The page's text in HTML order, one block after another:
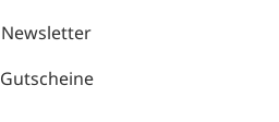
Newsletter
Gutscheine